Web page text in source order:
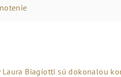
Biagiotti sú dokonalou